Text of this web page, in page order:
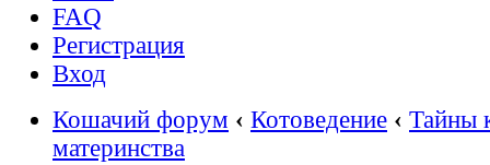
FAQ
Регистрация
Вход
Кошачий форум ‹ Котоведение ‹ Тайны
материнства